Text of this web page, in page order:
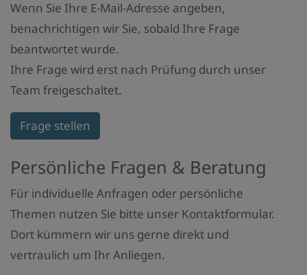
Wenn Sie Ihre E-Mail-Adresse angeben,
benachrichtigen wir Sie, sobald Ihre Frage
beantwortet wurde.
Ihre Frage wird erst nach Prüfung durch unser
Team freigeschaltet.
Frage stellen
Persönliche Fragen & Beratung
Für individuelle Anfragen oder persönliche
Themen nutzen Sie bitte unser Kontaktformular.
Dort kümmern wir uns gerne direkt und
vertraulich um Ihr Anliegen.